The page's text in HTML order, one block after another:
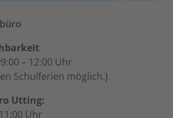
– 12:00 Uhr
Schulferien möglich.)
Utting:
Uhr